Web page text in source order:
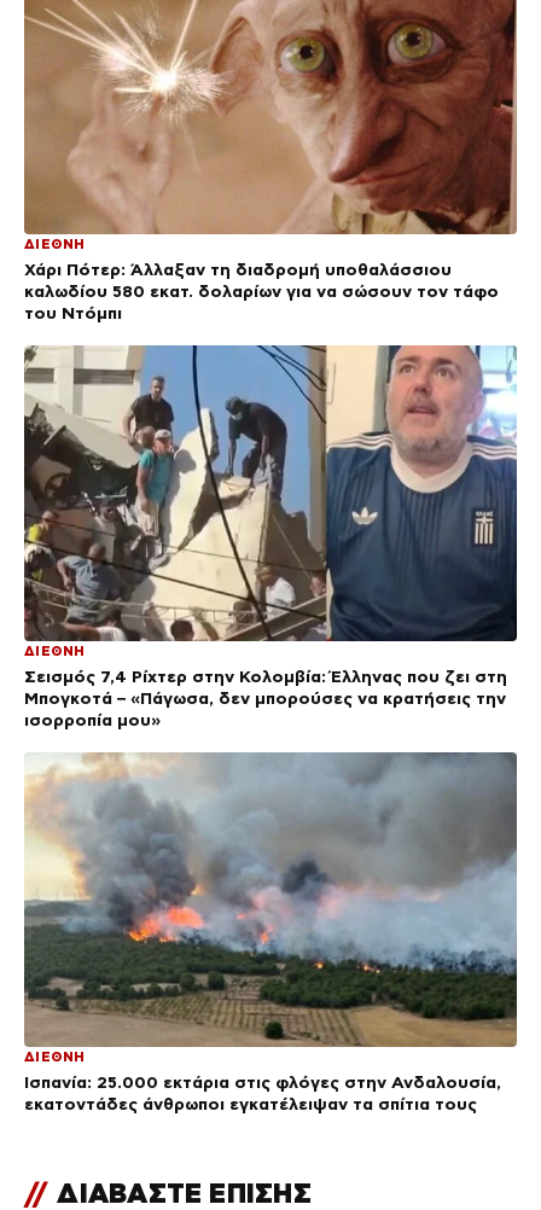
ΔΙΕΘΝΗ
Χάρι Πότερ: Άλλαξαν τη διαδρομή υποθαλάσσιου
καλωδίου 580 εκατ. δολαρίων για να σώσουν τον τάφο
του Ντόμπι
ΔΙΕΘΝΗ
Σεισμός 7,4 Ρίχτερ στην Κολομβία: Έλληνας που ζει στη
Μπογκοτά – «Πάγωσα, δεν μπορούσες να κρατήσεις την
ισορροπία μου»
ΔΙΕΘΝΗ
Ισπανία: 25.000 εκτάρια στις φλόγες στην Ανδαλουσία,
εκατοντάδες άνθρωποι εγκατέλειψαν τα σπίτια τους
// ΔΙΑΒΑΣΤΕ ΕΠΙΣΗΣ